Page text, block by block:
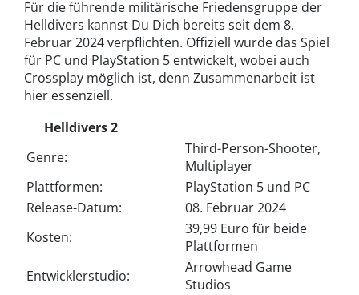
Für die führende militärische Friedensgruppe der
Helldivers kannst Du Dich bereits seit dem 8.
Februar 2024 verpflichten. Offiziell wurde das Spiel
für PC und PlayStation 5 entwickelt, wobei auch
Crossplay möglich ist, denn Zusammenarbeit ist
hier essenziell.
Helldivers 2
Genre:
Third-Person-Shooter,
Multiplayer
Plattformen:
PlayStation 5 und PC
Release-Datum:
08. Februar 2024
Kosten:
39,99 Euro für beide
Plattformen
Entwicklerstudio:
Arrowhead Game
Studios